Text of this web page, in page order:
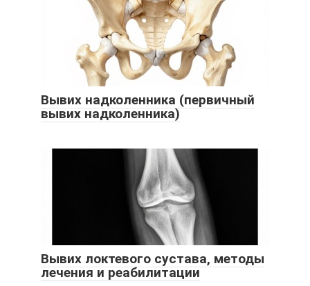
Вывих надколенника (первичный
вывих надколенника)
Вывих локтевого сустава, методы
лечения и реабилитации